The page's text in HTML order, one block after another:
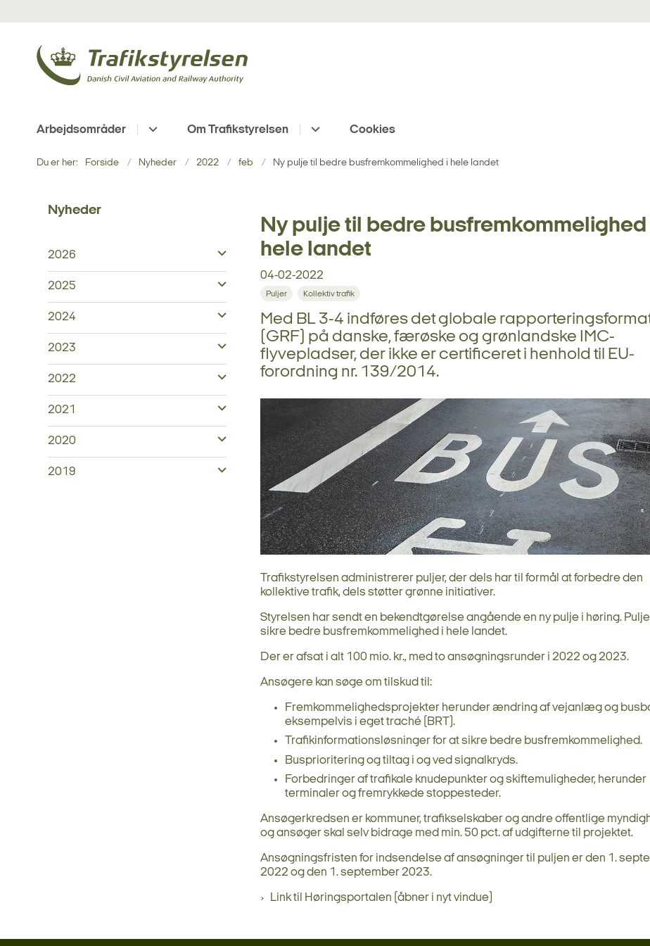
Arbejdsområder Om Trafikstyrelsen Cookies
Du er her: Forside Nyheder 2022 feb Ny pulje til bedre busfremkommelighed i hele landet
Nyheder
2026
2025
2024
2023
2022
2021
2020
2019
Ny pulje til bedre busfremkommelighed
hele landet
04-02-2022
Puljer Kollektiv trafik
Med BL 3-4 indføres det globale
(GRF) på danske, færøske og grønlandske IMC-
flyvepladser, der ikke er certificeret i henhold til EU-
forordning nr. 139/2014.
Trafikstyrelsen administrerer puljer, der dels har til formål at forbedre den
kollektive trafik, dels støtter grønne initiativer.
Styrelsen har sendt en bekendtgørelse angående en ny pulje i høring.
sikre bedre busfremkommelighed i hele landet.
Der er afsat i alt 100 mio. kr., med to ansøgningsrunder i 2022 og 2023.
Ansøgere kan søge om tilskud til:
Fremkommelighedsprojekter herunder ændring af vejanlæg og
eksempelvis i eget traché (BRT).
Trafikinformationsløsninger for at sikre bedre busfremkommelighed.
Busprioritering og tiltag i og ved signalkryds.
Forbedringer af trafikale knudepunkter og skiftemuligheder, herunder
terminaler og fremrykkede stoppesteder.
Ansøgerkredsen er kommuner, trafikselskaber og andre offentlige
og ansøger skal selv bidrage med min. 50 pct. af udgifterne til projektet.
Ansøgningsfristen for indsendelse af ansøgninger til puljen er den 1.
2022 og den 1. september 2023.
Link til Høringsportalen (åbner i nyt vindue)